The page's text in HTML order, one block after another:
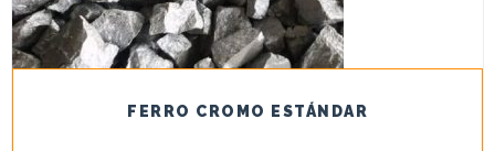
FERRO CROMO ESTÁNDAR